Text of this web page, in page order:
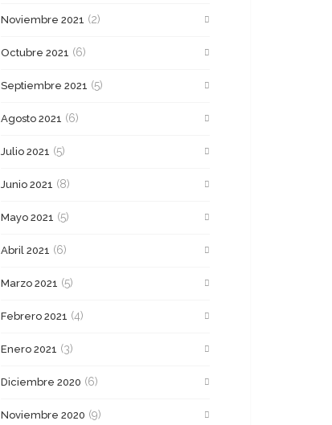
Noviembre 2021 (2)
Octubre 2021 (6)
Septiembre 2021 (5)
Agosto 2021 (6)
Julio 2021 (5)
Junio 2021 (8)
Mayo 2021 (5)
Abril 2021 (6)
Marzo 2021 (5)
Febrero 2021 (4)
Enero 2021 (3)
Diciembre 2020 (6)
Noviembre 2020 (9)